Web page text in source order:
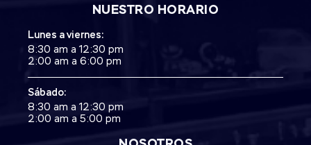
NUESTRO HORARIO
Lunes a viernes:
8:30 am a 12:30 pm
2:00 am a 6:00 pm
Sábado:
8:30 am a 12:30 pm
2:00 am a 5:00 pm